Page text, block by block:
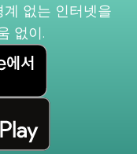
없는 인터넷을
없이.